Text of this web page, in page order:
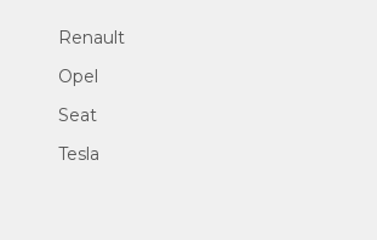
Renault
Opel
Seat
Tesla